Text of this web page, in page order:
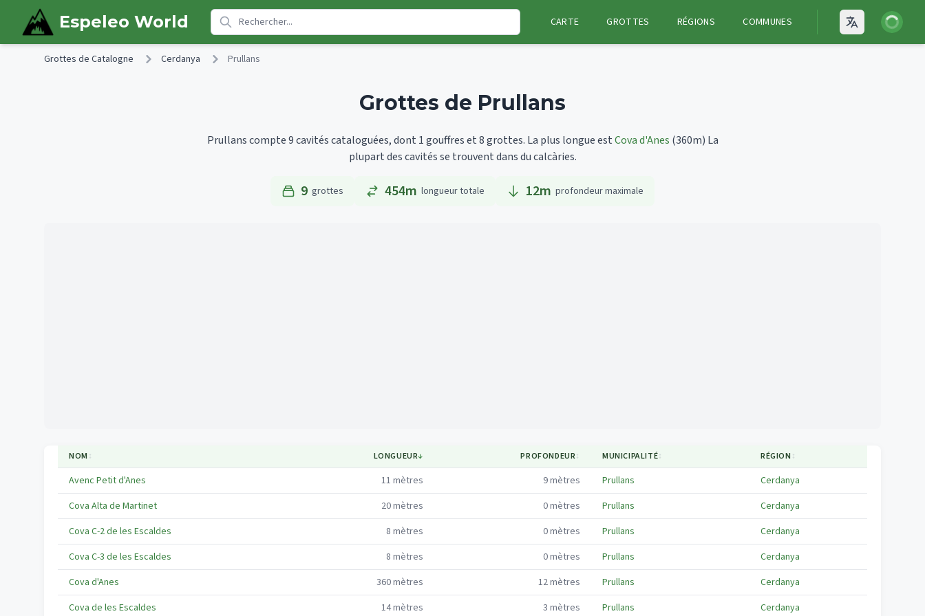
Skip to main content
Espeleo World CARTE GROTTES RÉGIONS COMMUNES Open
Connexion
Grottes de Catalogne Cerdanya Prullans
Grottes de Prullans
Prullans compte 9 cavités cataloguées, dont 1 gouffres et 8 grottes. La plus longue estCova d'Anes (360m) La
plupart des cavités se trouvent dans du calcàries.
9 grottes 454m longueur totale 12m profondeur maximale
NOM ↕ LONGUEUR↓ PROFONDEUR↕ MUNICIPALITÉ↕ RÉGION ↕
Avenc Petit d'Anes 11 mètres 9mètres Prullans
Cerdanya
Cova Alta de Martinet
20mètres 0mètres Prullans
Cerdanya
Cova C-2 de les Escaldes
8 mètres 0mètres Prullans
Cerdanya
Cova C-3 de les Escaldes
8 mètres 0mètres Prullans
Cerdanya
Cova d'Anes
360mètres 12mètres Prullans
Cerdanya
Cova de les Escaldes
14mètres 3 mètres Prullans Cerdanya